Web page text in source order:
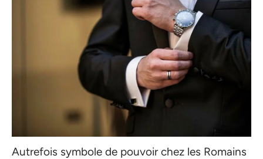
Autrefois symbole de pouvoir chez les Romains